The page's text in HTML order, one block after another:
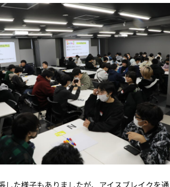
した様子もありましたが、アイスブレイクを